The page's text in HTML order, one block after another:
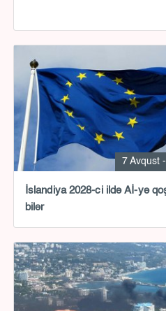
7 Avqust
İslandiya 2028-ci ildə Aİ-yə
bilər